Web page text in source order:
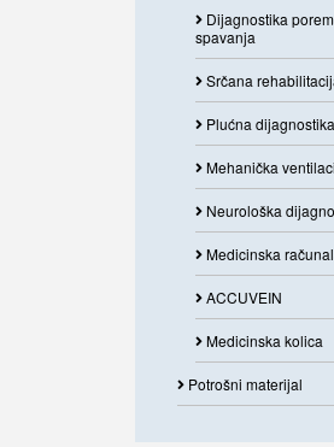
Dijagnostika
spavanja
Srčana
Plućna
Mehanička
Neurološka
Medicinska
ACCUVEIN
Medicinska kolica
Potrošni materijal